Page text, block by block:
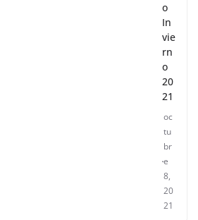
o
In
vie
rn
o
20
21
oc
tu
br
e
8,
20
21